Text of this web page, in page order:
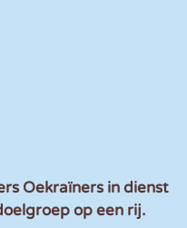
Oekraïners in dienst
op een rij.